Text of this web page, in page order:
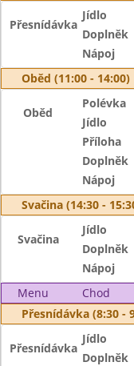
Přesnídávka
Jídlo
Doplněk
Nápoj
Oběd (11:00 - 14:00)
Oběd
Polévka
Jídlo
Příloha
Doplněk
Nápoj
Svačina (14:30 -
Svačina
Jídlo
Doplněk
Nápoj
Menu
Chod
Přesnídávka (8:30 -
Přesnídávka
Jídlo
Doplněk